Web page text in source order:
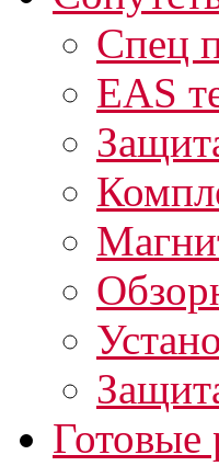
Спец
EAS
Готовые